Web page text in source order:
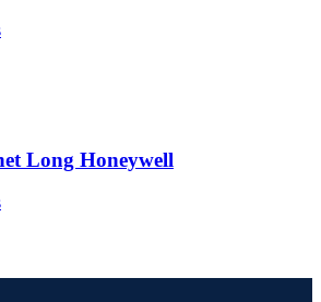
Long Honeywell